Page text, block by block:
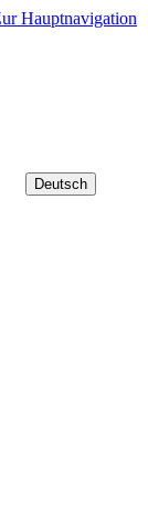
Hauptnavigation
Deutsch